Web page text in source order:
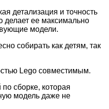
детализация и точность
делает ее максимально
модели.
собирать как детям, так
Lego совместимым.
сборке, которая
модель даже не